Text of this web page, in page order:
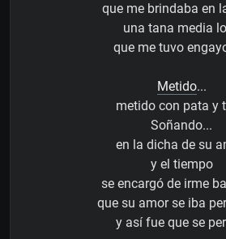
que me brindaba en
una tana media
que me tuvo
Metido...
metido con pata y
Soñando...
en la dicha de su
y el tiempo
se encargó de irme
que su amor se iba
y así fue que se